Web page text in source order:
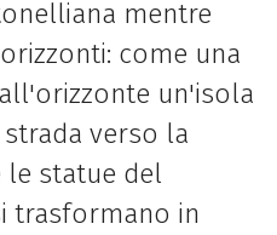
mentre
come una
un'isola
verso la
le statue del
trasformano in